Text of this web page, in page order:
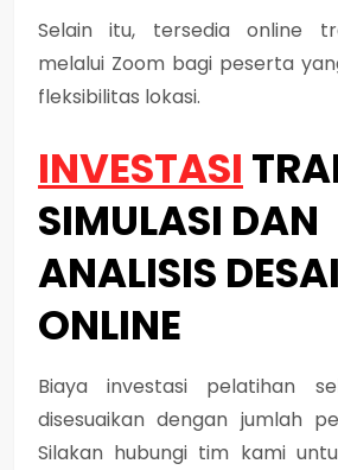
Selain itu, tersedia online
melalui Zoom bagi peserta
fleksibilitas lokasi.
INVESTASI
SIMULASI DAN
ANALISIS
ONLINE
Biaya investasi pelatihan
disesuaikan dengan jumlah
Silakan hubungi tim kami